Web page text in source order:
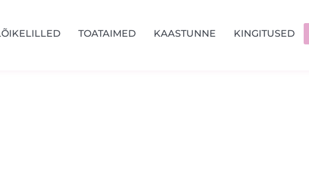
TOATAIMED KAASTUNNE KINGITUSED